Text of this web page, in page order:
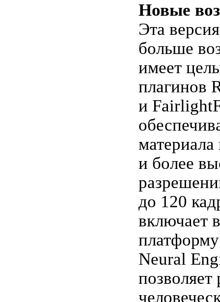
Новые
Эта
больше
имеет
плагинов
и
и более
до 120
включает
Neural
позволяет